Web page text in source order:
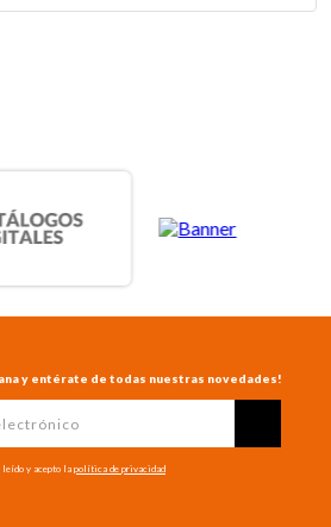
y entérate de todas nuestras novedades!
leído y acepto lapolítica de privacidad